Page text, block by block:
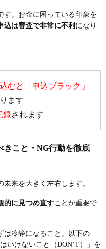
す。お金に困っている印象を
込は審査で非常に不利 になり
むと「申込ブラック」
ます
録されます
きこと・NG行動を徹底
来を大きく左右します。
的に見つめ直すことが重要で
は冷静になること。以下の
いけないこと（DON’T）」を